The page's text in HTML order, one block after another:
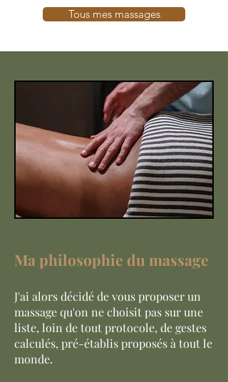
Tous mes massages
Ma philosophie du massage
J'ai alors décidé de vous proposer un
massage qu'on ne choisit pas sur une
liste, loin de tout protocole, de gestes
calculés, pré-établis proposés à tout le
monde.